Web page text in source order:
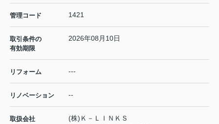
管理コード 1421
取引条件の
有効期限
2026年08月10日
リフォーム ---
リノベーション --
取扱会社
(株)Ｋ－ＬＩＮＫＳ